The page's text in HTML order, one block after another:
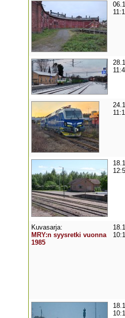
Kuvasarja:
MRY:n syysretki vuonna
1985